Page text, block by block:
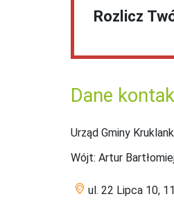
Rozlicz
Dane
Urząd Gminy
Wójt: Artur
ul. 22 Lipca 10,